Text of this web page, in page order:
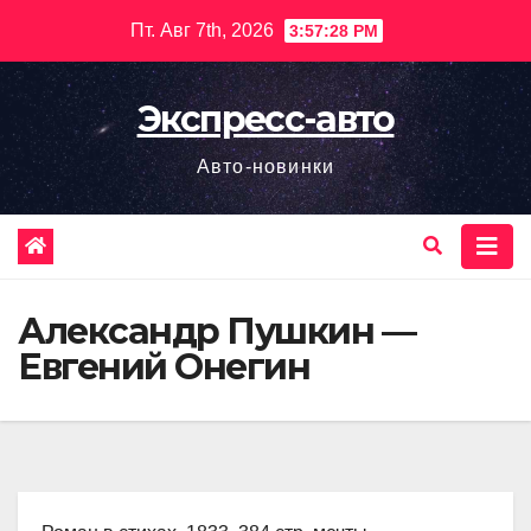
содержимому
Пт. Авг 7th, 2026 3:57:29 PM
Экспресс-авто
Авто-новинки
Александр Пушкин —
Евгений Онегин